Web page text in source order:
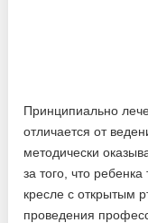
Принципиально
отличается от
методически
за того, что ребенка
кресле с открытым
проведения